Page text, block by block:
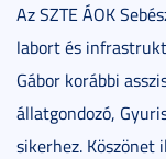
Az SZTE ÁOK
labort és
Gábor korábbi
állatgondozó,
sikerhez. Köszönet